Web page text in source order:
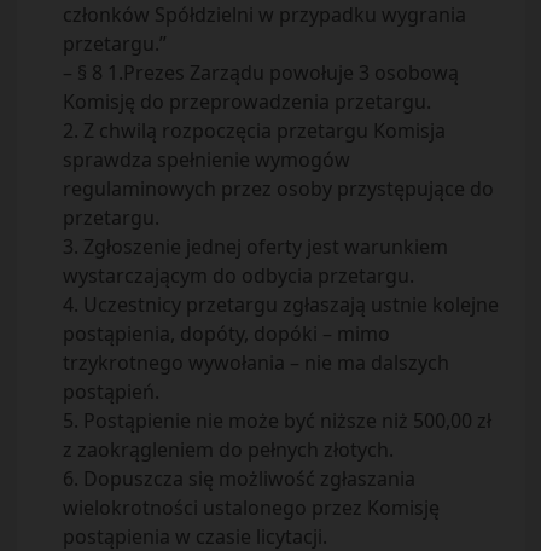
członków Spółdzielni w przypadku wygrania
przetargu.”
– § 8 1.Prezes Zarządu powołuje 3 osobową
Komisję do przeprowadzenia przetargu.
2. Z chwilą rozpoczęcia przetargu Komisja
sprawdza spełnienie wymogów
regulaminowych przez osoby przystępujące do
przetargu.
3. Zgłoszenie jednej oferty jest warunkiem
wystarczającym do odbycia przetargu.
4. Uczestnicy przetargu zgłaszają ustnie kolejne
postąpienia, dopóty, dopóki – mimo
trzykrotnego wywołania – nie ma dalszych
postąpień.
5. Postąpienie nie może być niższe niż 500,00 zł
z zaokrągleniem do pełnych złotych.
6. Dopuszcza się możliwość zgłaszania
wielokrotności ustalonego przez Komisję
postąpienia w czasie licytacji.